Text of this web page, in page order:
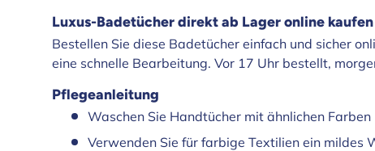
Luxus-Badetücher direkt ab Lager online kaufen
Bestellen Sie diese Badetücher einfach und sicher
eine schnelle Bearbeitung. Vor 17 Uhr bestellt,
Pflegeanleitung
Waschen Sie Handtücher mit ähnlichen Farben
Verwenden Sie für farbige Textilien ein mildes